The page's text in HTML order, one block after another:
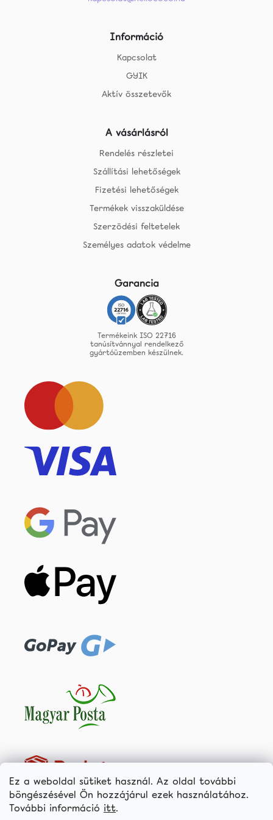
Ez a weboldal sütiket használ. Az oldal további
böngészésével Ön hozzájárul ezek használatához.
További információ itt.
Információ
Kapcsolat
GYIK
Aktív összetevők
A vásárlásról
Rendelés részletei
Szállítási lehetőségek
Fizetési lehetőségek
Termékek visszaküldése
Szerzödési feltetelek
Személyes adatok védelme
Garancia
Termékeink ISO 22716
tanúsítvánnyal rendelkező
gyártóüzemben készülnek.